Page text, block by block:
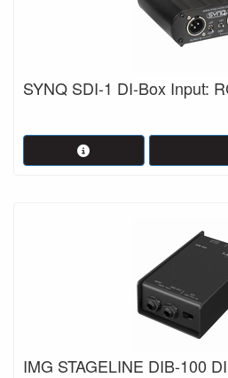
SYNQ SDI-1 DI-Box Input:
IMG STAGELINE DIB-100